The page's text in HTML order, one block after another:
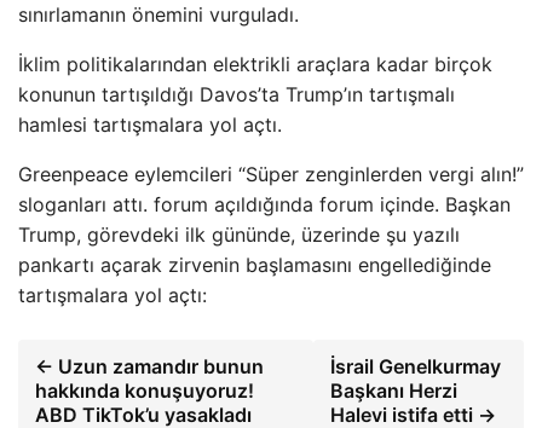
sınırlamanın önemini vurguladı.
İklim politikalarından elektrikli araçlara kadar birçok
konunun tartışıldığı Davos’ta Trump’ın tartışmalı
hamlesi tartışmalara yol açtı.
Greenpeace eylemcileri “Süper zenginlerden vergi alın!”
sloganları attı. forum açıldığında forum içinde. Başkan
Trump, görevdeki ilk gününde, üzerinde şu yazılı
pankartı açarak zirvenin başlamasını engellediğinde
tartışmalara yol açtı:
← Uzun zamandır bunun
hakkında konuşuyoruz!
ABD TikTok’u yasakladı
İsrail Genelkurmay
Başkanı Herzi
Halevi istifa etti →